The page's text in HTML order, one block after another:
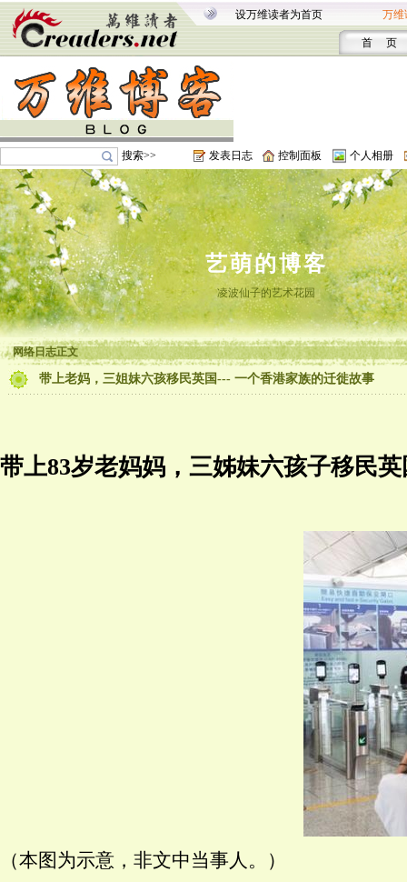
设万维读者为首页 万维
首 页
搜索>> 发表日志 控制面板 个人相册
艺萌的博客
凌波仙子的艺术花园
网络日志正文
带上老妈，三姐妹六孩移民英国--- 一个香港家族的迁徙故事
带上83岁老妈妈，三姊妹六孩子移民
（本图为示意，非文中当事人。）